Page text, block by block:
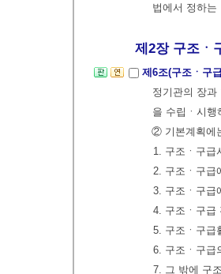
법에서 정하는
제2장 구조ㆍ구
제6조(구조ㆍ구
정기관의 장과
을 수립ㆍ시
② 기본계획에
1. 구조ㆍ구급
2. 구조ㆍ구급
3. 구조ㆍ구급
4. 구조ㆍ구급
5. 구조ㆍ구급
6. 구조ㆍ구급
7. 그 밖에 구